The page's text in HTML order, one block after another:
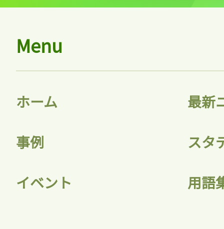
記事をお気に入りに
ログインが必
Menu
ホーム 最新
事例 スタ
イベント 用語